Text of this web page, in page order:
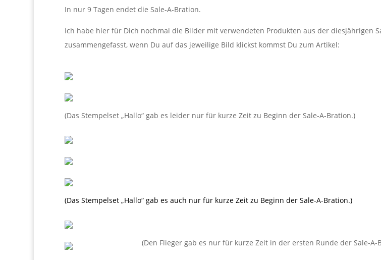
In nur 9 Tagen endet die Sale-A-Bration.
Ich habe hier für Dich nochmal die Bilder mit verwendeten Produkten aus der diesjährigen
zusammengefasst, wenn Du auf das jeweilige Bild klickst kommst Du zum Artikel:
(Das Stempelset „Hallo“ gab es leider nur für kurze Zeit zu Beginn der Sale-A-Bration.)
(Das Stempelset „Hallo“ gab es auch nur für kurze Zeit zu Beginn der Sale-A-Bration.)
(Den Flieger gab es nur für kurze Zeit in der ersten Runde der Sale-A-